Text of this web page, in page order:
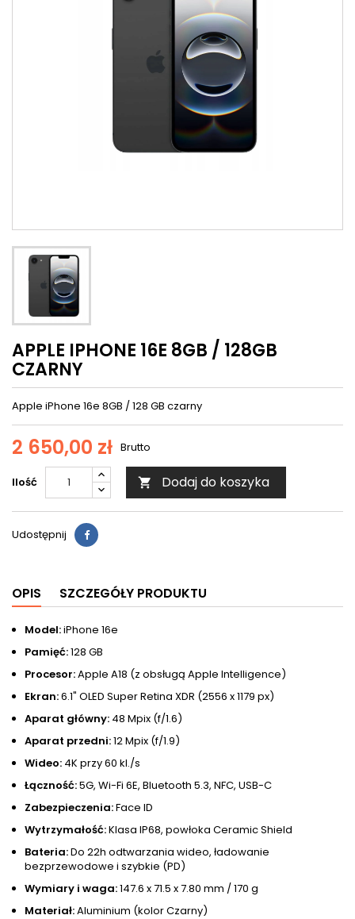
APPLE IPHONE 16E 8GB / 128GB
CZARNY
Apple iPhone 16e 8GB / 128 GB czarny
2 650,00 zł Brutto
Ilość  Dodaj do koszyka
Udostępnij
OPIS SZCZEGÓŁY PRODUKTU
Model:iPhone 16e
Pamięć:128 GB
Procesor:Apple A18 (z obsługą Apple Intelligence)
Ekran:6.1" OLED Super Retina XDR (2556 x 1179 px)
Aparat główny: 48 Mpix (f/1.6)
Aparat przedni:12 Mpix (f/1.9)
Wideo: 4K przy 60 kl./s
Łączność:5G, Wi-Fi 6E, Bluetooth 5.3, NFC, USB-C
Zabezpieczenia:Face ID
Wytrzymałość:Klasa IP68, powłoka Ceramic Shield
Bateria:Do 22h odtwarzania wideo, ładowanie
bezprzewodowe i szybkie (PD)
Wymiary i waga:147.6 x 71.5 x 7.80 mm / 170 g
Materiał:Aluminium (kolor Czarny)